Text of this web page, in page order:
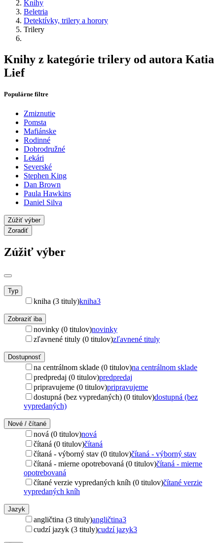
Knihy
Beletria
Detektívky, trilery a horory
Trilery
Knihy z kategórie trilery od autora Katia
Lief
Populárne filtre
Zmiznutie
Pomsta
Mafiánske
Rodinné
Dobrodružné
Lekári
Severské
Stephen King
Dan Brown
Paula Hawkins
Daniel Silva
Zúžiť výber
Zoradiť
Zúžiť výber
Typ
kniha (3 tituly)kniha3
Zobraziť iba
novinky (0 titulov)novinky
zľavnené tituly (0 titulov)zľavnené tituly
Dostupnosť
na centrálnom sklade (0 titulov)na centrálnom sklade
predpredaj (0 titulov)predpredaj
pripravujeme (0 titulov)pripravujeme
dostupná (bez vypredaných) (0 titulov)dostupná (bez
vypredaných)
Nové / čítané
nová (0 titulov)nová
čítaná (0 titulov)čítaná
čítaná - výborný stav (0 titulov)čítaná - výborný stav
čítaná - mierne opotrebovaná (0 titulov)čítaná - mierne
opotrebovaná
čítané verzie vypredaných kníh (0 titulov)čítané verzie
vypredaných kníh
Jazyk
angličtina (3 tituly)angličtina3
cudzí jazyk (3 tituly)cudzí jazyk3